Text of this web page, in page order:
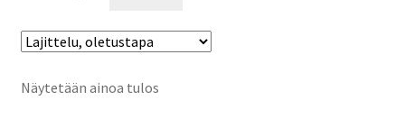
Näytetään ainoa tulos